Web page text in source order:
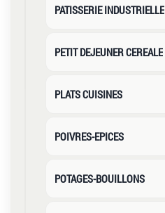
PATISSERIE INDUSTRIELLE
PETIT DEJEUNER CEREALE
PLATS CUISINES
POIVRES-EPICES
POTAGES-BOUILLONS